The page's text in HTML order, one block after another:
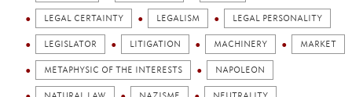
LEGAL CERTAINTY LEGALISM LEGAL PERSONALITY
LEGISLATOR LITIGATION MACHINERY MARKET
METAPHYSIC OF THE INTERESTS NAPOLEON